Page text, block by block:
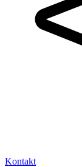
Kontakt